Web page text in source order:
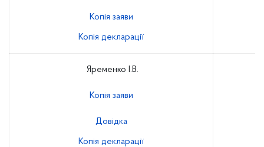
Копія заяви
Копія декларації
Яременко І.В.
Копія заяви
Довідка
Копія декларації